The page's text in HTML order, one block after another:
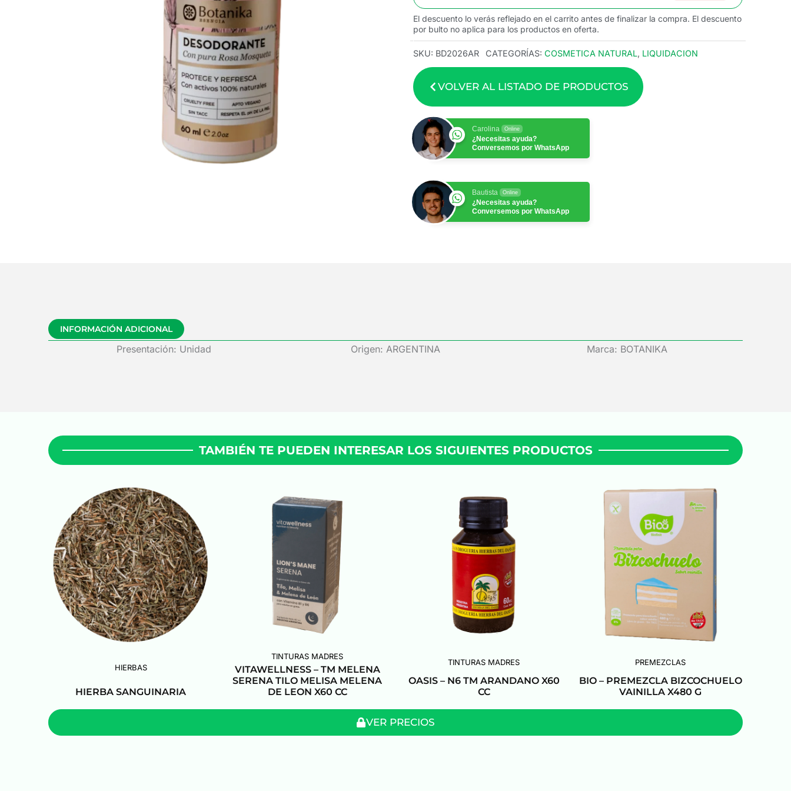
El descuento lo verás reflejado en el carrito antes de finalizar la compra. El descuento
por bulto no aplica para los productos en oferta.
SKU: BD2026AR CATEGORÍAS: COSMETICA NATURAL, LIQUIDACION
VOLVER AL LISTADO DE PRODUCTOS
Carolina Online
¿Necesitas ayuda?
Conversemos por WhatsApp
Bautista Online
¿Necesitas ayuda?
Conversemos por WhatsApp
INFORMACIÓN ADICIONAL
Presentación: Unidad Origen: ARGENTINA Marca: BOTANIKA
TAMBIÉN TE PUEDEN INTERESAR LOS SIGUIENTES PRODUCTOS
HIERBAS
HIERBA SANGUINARIA
TINTURAS MADRES
VITAWELLNESS – TM MELENA
SERENA TILO MELISA MELENA
DE LEON X60 CC
TINTURAS MADRES
OASIS – N6 TM ARANDANO X60
CC
PREMEZCLAS
BIO – PREMEZCLA BIZCOCHUELO
VAINILLA X480 G
VER PRECIOS